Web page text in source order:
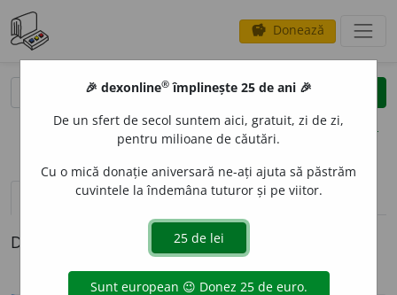
savings Donează
clear
opțiuni
definiții (1) pronunțievolume_up (13)
Definiția cu ID-ul 1343346:
🎉 dexonline® împlinește 25 de ani 🎉
De un sfert de secol suntem aici, gratuit, zi de zi,
pentru milioane de căutări.
Cu o mică donație aniversară ne-ați ajuta să păstrăm
cuvintele la îndemâna tuturor și pe viitor.